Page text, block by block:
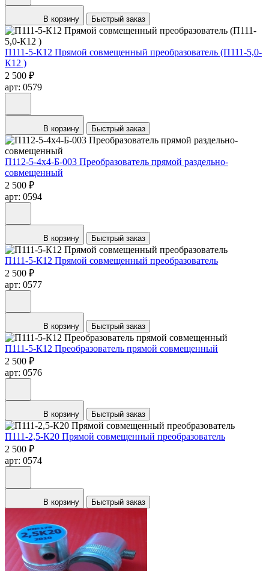
В корзину Быстрый заказ
П111-5-К12 Прямой совмещенный преобразователь (П111-5,0-
К12 )
2 500 ₽
арт: 0579
В корзину Быстрый заказ
П112-5-4х4-Б-003 Преобразователь прямой раздельно-
совмещенный
2 500 ₽
арт: 0594
В корзину Быстрый заказ
П111-5-К12 Прямой совмещенный преобразователь
2 500 ₽
арт: 0577
В корзину Быстрый заказ
П111-5-К12 Преобразователь прямой совмещенный
2 500 ₽
арт: 0576
В корзину Быстрый заказ
П111-2,5-К20 Прямой совмещенный преобразователь
2 500 ₽
арт: 0574
В корзину Быстрый заказ